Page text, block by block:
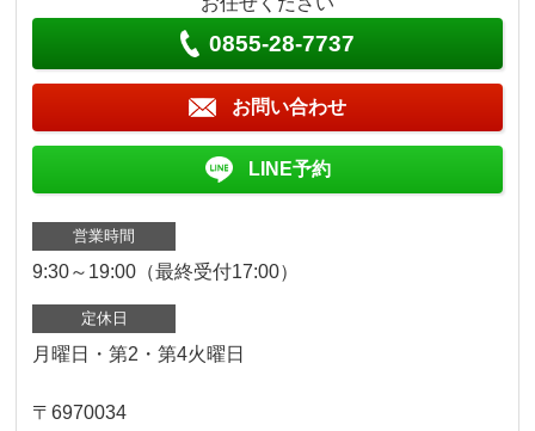
0855-28-7737
お問い合わせ
LINE予約
営業時間
9:30～19:00（最終受付17:00）
定休日
月曜日・第2・第4火曜日
〒6970034